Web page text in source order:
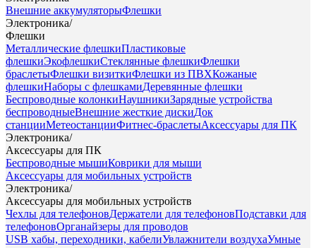
Внешние аккумуляторыФлешки
Электроника/
Флешки
Металлические флешкиПластиковые
флешкиЭкофлешкиСтеклянные флешкиФлешки
браслетыФлешки визиткиФлешки из ПВХКожаные
флешкиНаборы с флешкамиДеревянные флешки
Беспроводные колонкиНаушникиЗарядные устройства
беспроводныеВнешние жесткие дискиДок
станцииМетеостанцииФитнес-браслетыАксессуары для ПК
Электроника/
Аксессуары для ПК
Беспроводные мышиКоврики для мыши
Аксессуары для мобильных устройств
Электроника/
Аксессуары для мобильных устройств
Чехлы для телефоновДержатели для телефоновПодставки для
телефоновОрганайзеры для проводов
USB хабы, переходники, кабелиУвлажнители воздухаУмные